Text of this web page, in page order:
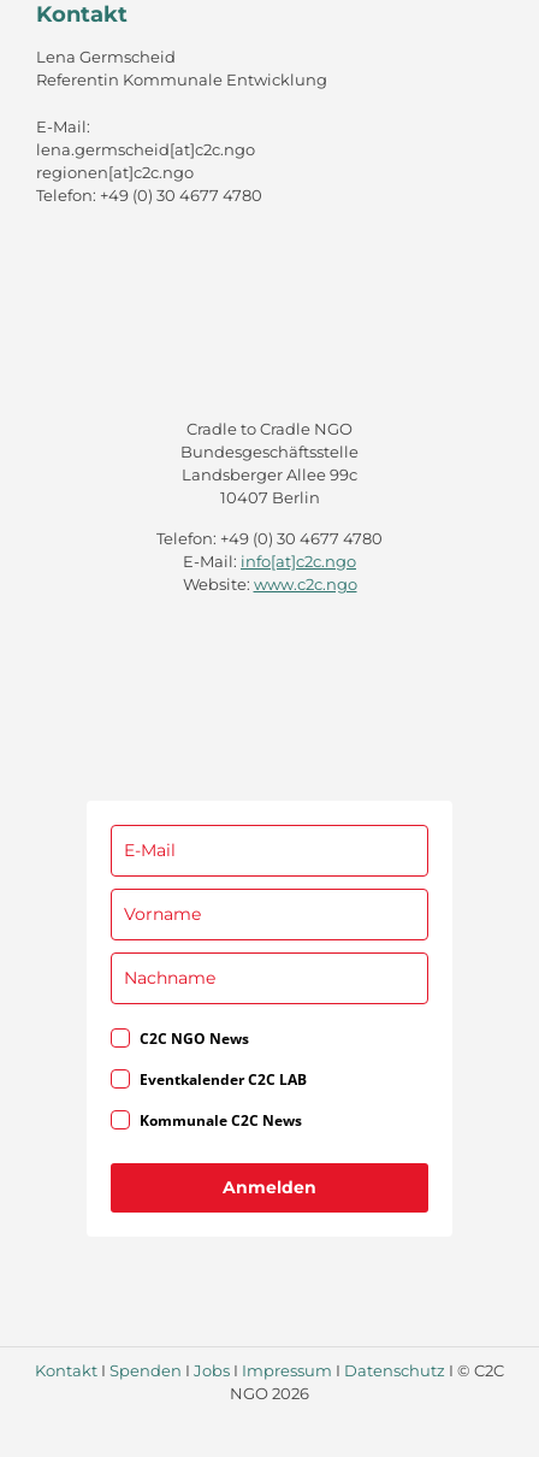
Kontakt
Lena Germscheid
Referentin Kommunale Entwicklung
E-Mail:
lena.germscheid[at]c2c.ngo
regionen[at]c2c.ngo
Telefon: +49 (0) 30 4677 4780
Cradle to Cradle NGO
Bundesgeschäftsstelle
Landsberger Allee 99c
10407 Berlin
Telefon: +49 (0) 30 4677 4780
E-Mail: info[at]c2c.ngo
Website: www.c2c.ngo
C2C NGO News
Eventkalender C2C LAB
Kommunale C2C News
Anmelden
Kontakt I Spenden I Jobs I Impressum I Datenschutz I © C2C
NGO 2026